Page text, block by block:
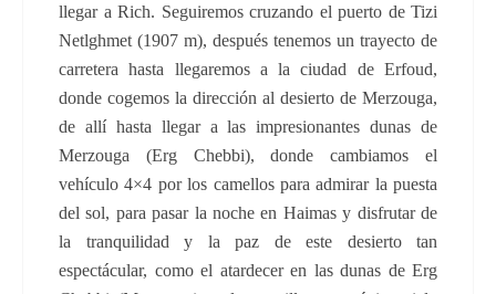
llegar a Rich. Seguiremos cruzando el puerto de Tizi
Netlghmet (1907 m), después tenemos un trayecto de
carretera hasta llegaremos a la ciudad de Erfoud,
donde cogemos la dirección al desierto de Merzouga,
de allí hasta llegar a las impresionantes dunas de
Merzouga (Erg Chebbi), donde cambiamos el
vehículo 4×4 por los camellos para admirar la puesta
del sol, para pasar la noche en Haimas y disfrutar de
la tranquilidad y la paz de este desierto tan
espectácular, como el atardecer en las dunas de Erg